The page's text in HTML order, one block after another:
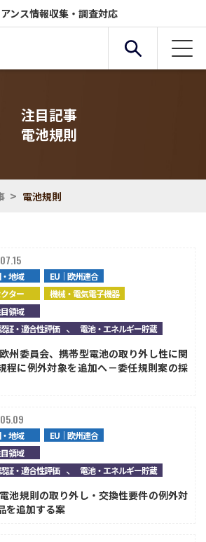
ンス情報収集・調査対応
環境
注目記事
電池規則
> 電池規則
地域
EU｜欧州連合
ター
機械・電気電子機器
領域
証・適合性評価 、電池・エネルギー貯蔵
州委員会、携帯型電池の取り外し性に関
程に例外対象を追加へ－委任規則案の採
地域
EU｜欧州連合
領域
証・適合性評価 、電池・エネルギー貯蔵
池規則の取り外し・交換性要件の例外対
を追加する案